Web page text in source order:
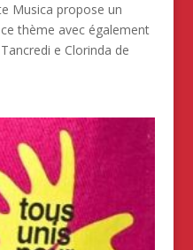
Musica propose un
thème avec également
e Clorinda de